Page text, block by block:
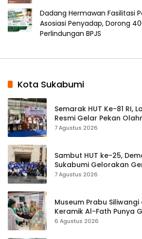
Dadang Hermawan Fasilitasi
Asosiasi Penyadap, Dorong
Perlindungan BPJS
Kota Sukabumi
Semarak HUT Ke-81 RI,
Resmi Gelar Pekan
Tradisional
7 Agustus 2026
Sambut HUT ke-25,
Sukabumi Gelorakan
ASRI Lewat Aksi Bersih
7 Agustus 2026
Museum Prabu
Keramik Al-Fath Punya
Hampir 500 Koleksi
6 Agustus 2026